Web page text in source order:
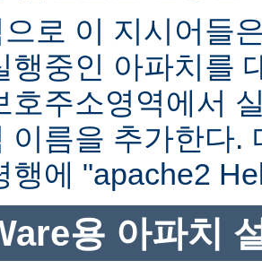
로 이 지시어들
행중인 아파치를
호주소영역에서
이름을 추가한다.
행에 "apache2
용 아파치